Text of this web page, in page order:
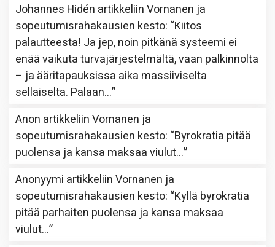
Johannes Hidén artikkeliinVornanen ja
sopeutumisrahakausien kesto: “Kiitos
palautteesta! Ja jep, noin pitkänä systeemi ei
enää vaikuta turvajärjestelmältä, vaan palkinnolta
– ja ääritapauksissa aika massiiviselta
sellaiselta. Palaan…”
Anon artikkeliinVornanen ja
sopeutumisrahakausien kesto: “Byrokratia pitää
puolensa ja kansa maksaa viulut…”
Anonyymi artikkeliinVornanen ja
sopeutumisrahakausien kesto: “Kyllä byrokratia
pitää parhaiten puolensa ja kansa maksaa
viulut…”